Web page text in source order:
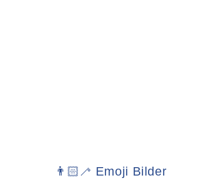
👨🏻‍🦯 Emoji Bilder